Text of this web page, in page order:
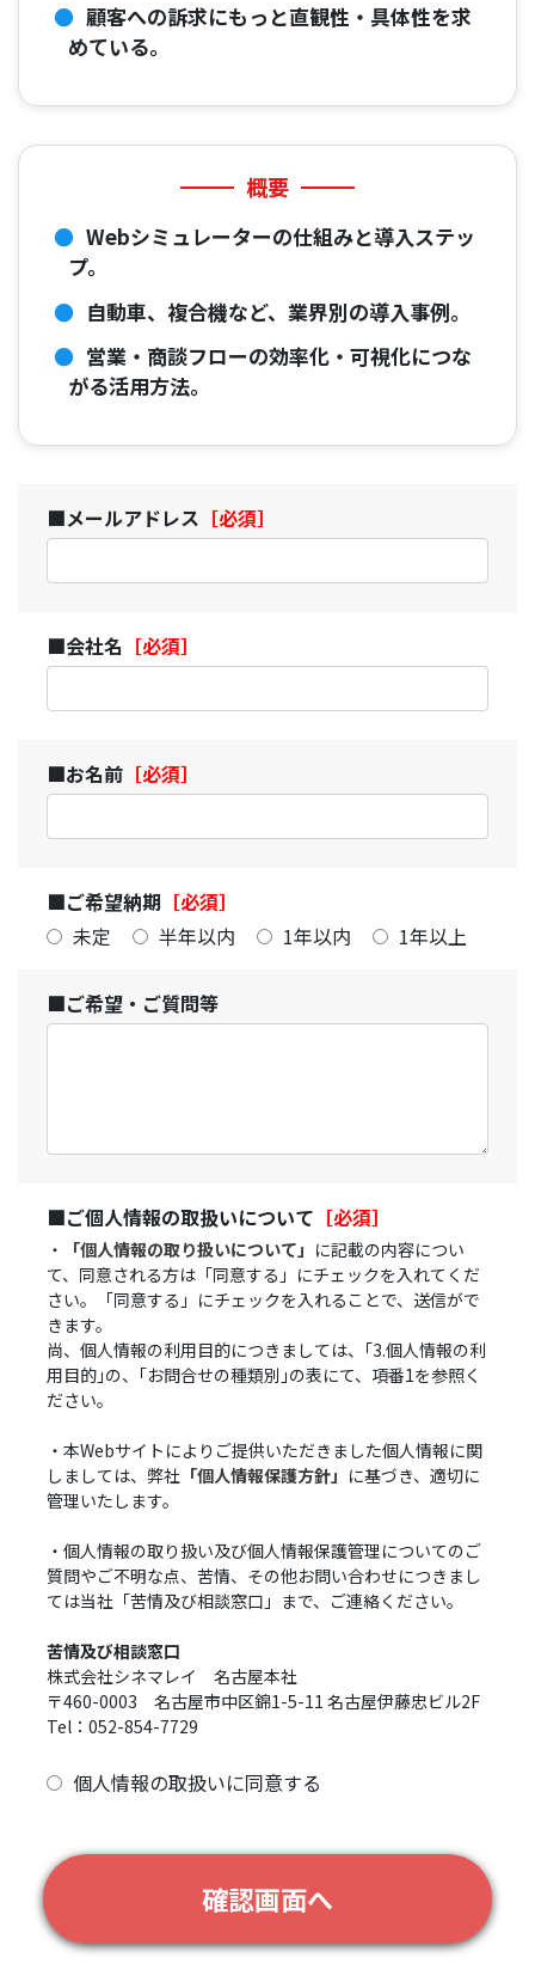
顧客への訴求にもっと直観性・具体性を求
めている。
概要
Webシミュレーターの仕組みと導入ステッ
プ。
自動車、複合機など、業界別の導入事例。
営業・商談フローの効率化・可視化につな
がる活用方法。
■メールアドレス ［必須］
■会社名 ［必須］
■お名前 ［必須］
■ご希望納期 ［必須］
未定
半年以内 1年以内 1年以上
■ご希望・ご質問等
■ご個人情報の取扱いについて ［必須］
・ 「個人情報の取り扱いについて」 に記載の内容につい
て、同意される方は「同意する」にチェックを入れてくだ
さい。「同意する」にチェックを入れることで、送信がで
きます。
尚、個人情報の利用目的につきましては、｢3.個人情報の利
用目的｣の、｢お問合せの種類別｣の表にて、項番1を参照く
ださい。
・本Webサイトによりご提供いただきました個人情報に関
しましては、弊社 「個人情報保護方針」 に基づき、適切に
管理いたします。
・個人情報の取り扱い及び個人情報保護管理についてのご
質問やご不明な点、苦情、その他お問い合わせにつきまし
ては当社「苦情及び相談窓口」まで、ご連絡ください。
苦情及び相談窓口
株式会社シネマレイ 名古屋本社
〒460-0003 名古屋市中区錦1-5-11 名古屋伊藤忠ビル2F
Tel：052-854-7729
個人情報の取扱いに同意する